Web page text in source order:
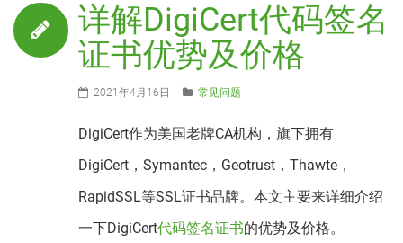
详解DigiCert代码签名
证书优势及价格
2021年4月16日 常见问题
DigiCert作为美国老牌CA机构，旗下拥有
DigiCert，Symantec，Geotrust，Thawte，
RapidSSL等SSL证书品牌。本文主要来详细介绍
一下DigiCert代码签名证书的优势及价格。